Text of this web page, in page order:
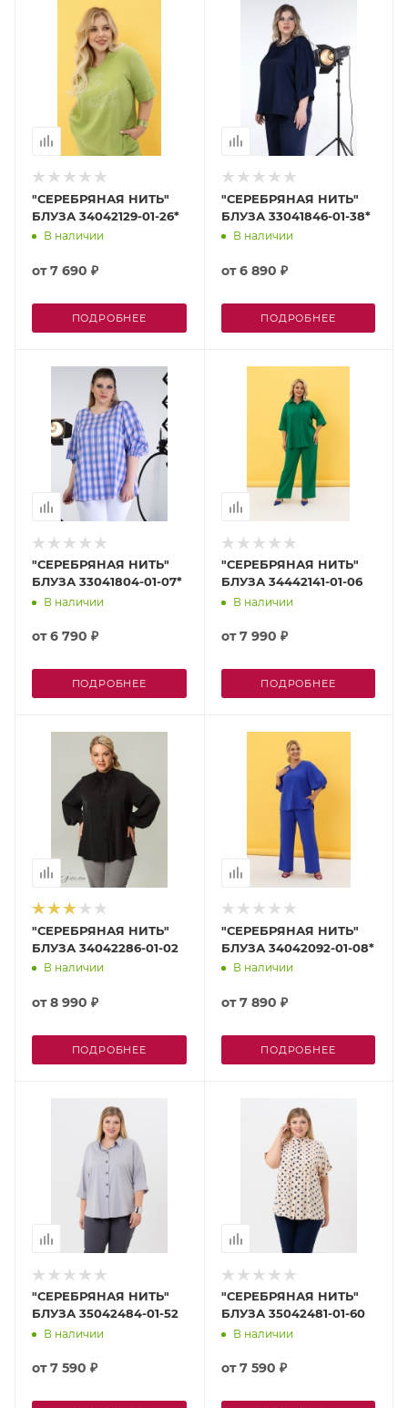
"СЕРЕБРЯНАЯ НИТЬ"
БЛУЗА 34042129-01-26*
В наличии
от7 690 ₽
ПОДРОБНЕЕ
"СЕРЕБРЯНАЯ НИТЬ"
БЛУЗА 33041846-01-38*
В наличии
от6 890 ₽
ПОДРОБНЕЕ
"СЕРЕБРЯНАЯ НИТЬ"
БЛУЗА 33041804-01-07*
В наличии
от6 790 ₽
ПОДРОБНЕЕ
"СЕРЕБРЯНАЯ НИТЬ"
БЛУЗА 34442141-01-06
В наличии
от7 990 ₽
ПОДРОБНЕЕ
"СЕРЕБРЯНАЯ НИТЬ"
БЛУЗА 34042286-01-02
В наличии
от8 990 ₽
ПОДРОБНЕЕ
"СЕРЕБРЯНАЯ НИТЬ"
БЛУЗА 34042092-01-08*
В наличии
от7 890 ₽
ПОДРОБНЕЕ
"СЕРЕБРЯНАЯ НИТЬ"
БЛУЗА 35042484-01-52
В наличии
от7 590 ₽
"СЕРЕБРЯНАЯ НИТЬ"
БЛУЗА 35042481-01-60
В наличии
от7 590 ₽